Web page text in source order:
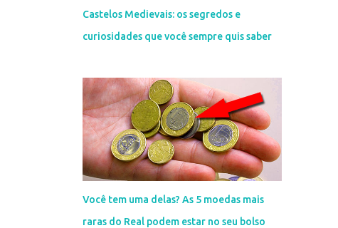
Castelos Medievais: os segredos e
curiosidades que você sempre quis saber
Você tem uma delas? As 5 moedas mais
raras do Real podem estar no seu bolso